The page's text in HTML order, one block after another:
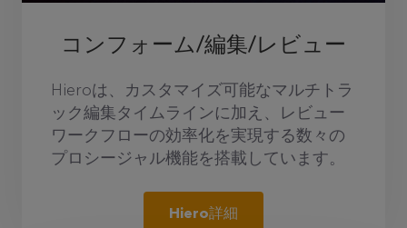
コンフォーム/編集/レビュー
Hieroは、カスタマイズ可能なマルチトラ
ック編集タイムラインに加え、レビュー
ワークフローの効率化を実現する数々の
プロシージャル機能を搭載しています。
Hiero詳細